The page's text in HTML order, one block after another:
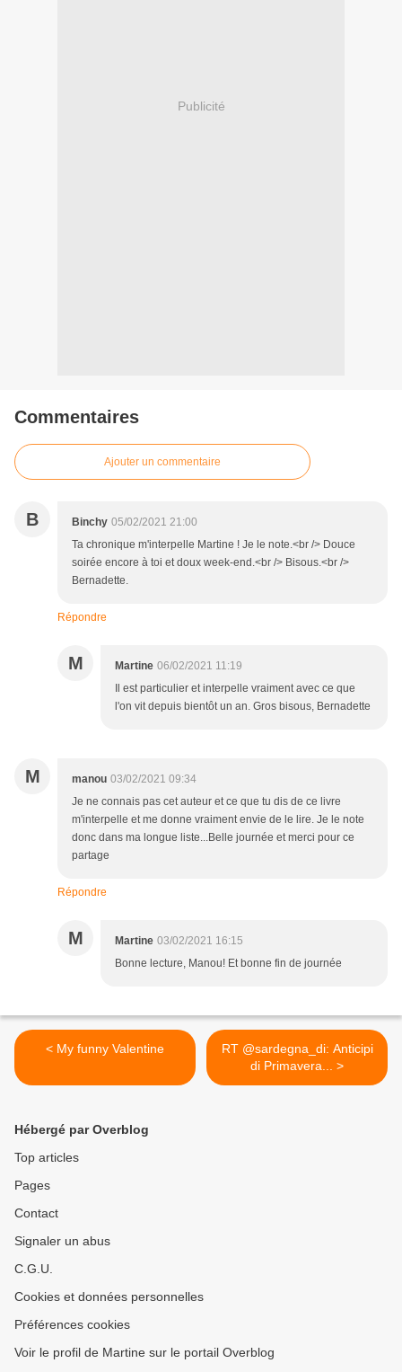
Publicité
Commentaires
Ajouter un commentaire
B Binchy 05/02/2021 21:00
Ta chronique m'interpelle Martine ! Je le note.<br /> Douce
soirée encore à toi et doux week-end.<br /> Bisous.<br />
Bernadette.
Répondre
M Martine 06/02/2021 11:19
Il est particulier et interpelle vraiment avec ce que
l'on vit depuis bientôt un an. Gros bisous, Bernadette
M manou 03/02/2021 09:34
Je ne connais pas cet auteur et ce que tu dis de ce livre
m'interpelle et me donne vraiment envie de le lire. Je le note
donc dans ma longue liste...Belle journée et merci pour ce
partage
Répondre
M Martine 03/02/2021 16:15
Bonne lecture, Manou! Et bonne fin de journée
< My funny Valentine
RT @sardegna_di: Anticipi
di Primavera... >
Hébergé par Overblog
Top articles
Pages
Contact
Signaler un abus
C.G.U.
Cookies et données personnelles
Préférences cookies
Voir le profil de Martine sur le portail Overblog